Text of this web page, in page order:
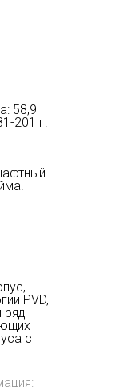
58,9
201 г.
PVD,
ряд
с